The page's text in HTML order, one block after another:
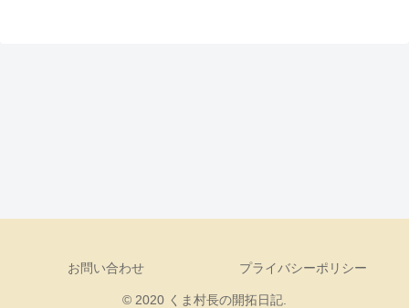
お問い合わせ プライバシーポリシー
© 2020 くま村長の開拓日記.